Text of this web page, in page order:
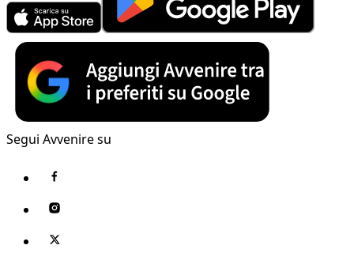
Segui Avvenire su